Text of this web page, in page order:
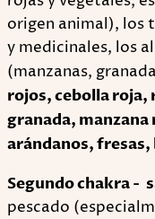
origen animal), los
y medicinales, los
(manzanas,
rojos, cebolla roja,
granada, manzana
arándanos, fresas,
Segundo chakra -
pescado